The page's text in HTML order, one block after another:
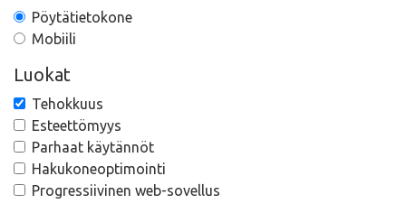
Pöytätietokone
Mobiili
Luokat
Tehokkuus
Esteettömyys
Parhaat käytännöt
Hakukoneoptimointi
Progressiivinen web-sovellus